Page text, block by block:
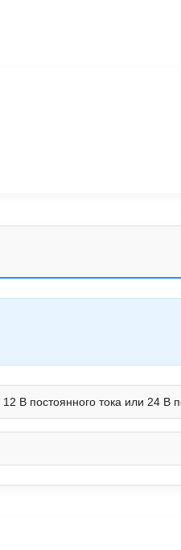
12 В постоянного тока или 24 В